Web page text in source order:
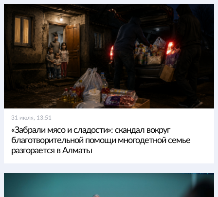
31 июля, 13:51
«Забрали мясо и сладости»: скандал вокруг
благотворительной помощи многодетной семье
разгорается в Алматы